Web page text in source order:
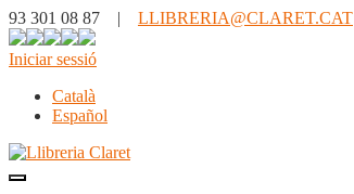
93 301 08 87 | LLIBRERIA@CLARET.CAT
Iniciar sessió
Català
Español